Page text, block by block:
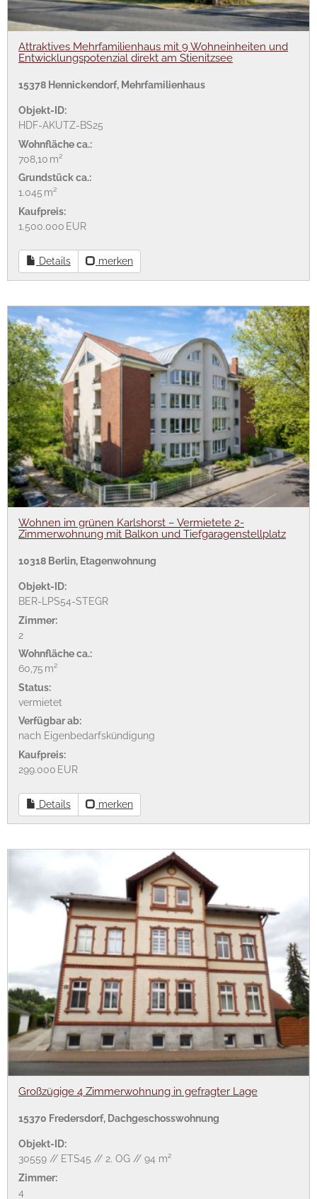
Attraktives Mehrfamilienhaus mit 9 Wohneinheiten und
Entwicklungspotenzial direkt am Stienitzsee
15378 Hennickendorf, Mehrfamilienhaus
Objekt-ID:
HDF-AKUTZ-BS25
Wohnfläche ca.:
708,10 m²
Grund­stück ca.:
1.045 m²
Kaufpreis:
1.500.000 EUR
Details merken
Wohnen im grünen Karlshorst – Vermietete 2-
Zimmerwohnung mit Balkon und Tiefgaragenstellplatz
10318 Berlin, Etagenwohnung
Objekt-ID:
BER-LPS54-STEGR
Zimmer:
2
Wohnfläche ca.:
60,75 m²
Status:
vermietet
Verfügbar ab:
nach Eigenbedarfskündigung
Kaufpreis:
299.000 EUR
Details merken
Großzügige 4 Zimmerwohnung in gefragter Lage
15370 Fredersdorf, Dachgeschosswohnung
Objekt-ID:
30559 // ETS45 // 2. OG // 94 m²
Zimmer:
4